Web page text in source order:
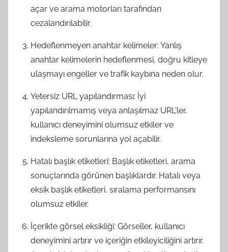
açar ve arama motorları tarafından
cezalandırılabilir.
Hedeflenmeyen anahtar kelimeler: Yanlış
anahtar kelimelerin hedeflenmesi, doğru kitleye
ulaşmayı engeller ve trafik kaybına neden olur.
Yetersiz URL yapılandırması: İyi
yapılandırılmamış veya anlaşılmaz URL'ler,
kullanıcı deneyimini olumsuz etkiler ve
indeksleme sorunlarına yol açabilir.
Hatalı başlık etiketleri: Başlık etiketleri, arama
sonuçlarında görünen başlıklardır. Hatalı veya
eksik başlık etiketleri, sıralama performansını
olumsuz etkiler.
İçerikte görsel eksikliği: Görseller, kullanıcı
deneyimini artırır ve içeriğin etkileyiciliğini artırır.